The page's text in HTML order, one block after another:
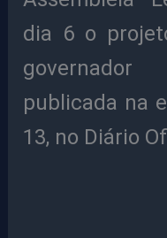
dia 6 o
publicada na
13, no Diário